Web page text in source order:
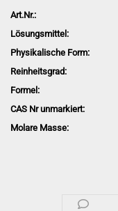
Art.Nr.:
Lösungsmittel:
Physikalische Form:
Reinheitsgrad:
Formel:
CAS Nr unmarkiert:
Molare Masse: